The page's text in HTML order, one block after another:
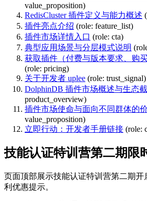
value_proposition)
RedisCluster 插件定义与能力概述
插件亮点介绍 (role: feature_list)
插件市场详情入口 (role: cta)
典型应用场景与分层模式说明
获取插件（付费与版本要求、购
(role: pricing)
关于开发者 uplee (role: trust_signal)
DolphinDB 插件市场概述与生态
product_overview)
插件市场使命与面向不同群体的
value_proposition)
立即行动：开发者手册链接 (role:
技能认证特训营第二期限
页面顶部展示技能认证特训营第二期
利优惠提示。